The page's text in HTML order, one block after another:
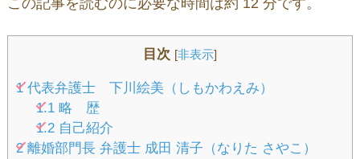
この記事を読むのに必要な時間は約 12 分です。
目次 [非表示]
1代表弁護士 下川絵美（しもかわえみ）
1.1 略 歴
1.2 自己紹介
2離婚部門長 弁護士 成田 清子（なりた さやこ）